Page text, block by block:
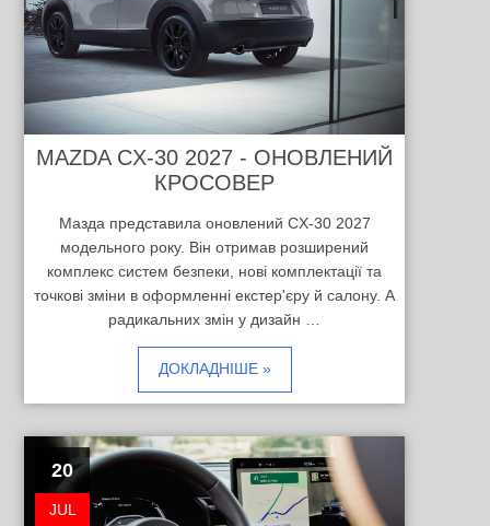
MAZDA CX-30 2027 - ОНОВЛЕНИЙ
КРОСОВЕР
Мазда представила оновлений CX-30 2027
модельного року. Він отримав розширений
комплекс систем безпеки, нові комплектації та
точкові зміни в оформленні екстер'єру й салону. А
радикальних змін у дизайн …
ДОКЛАДНІШЕ »
20
JUL